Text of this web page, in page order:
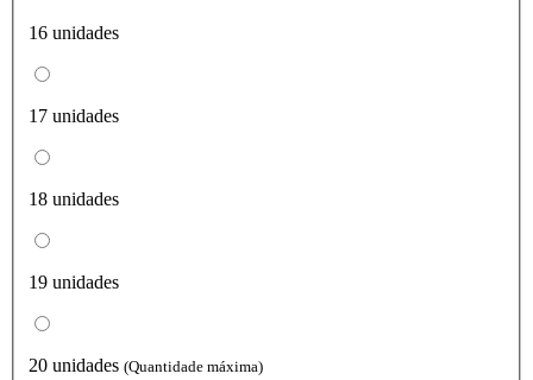
16 unidades
17 unidades
18 unidades
19 unidades
20 unidades (Quantidade máxima)